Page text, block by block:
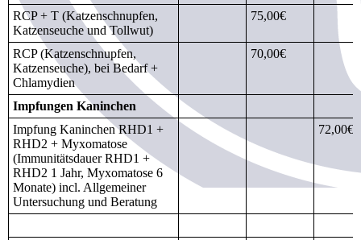
RCP + T (Katzenschnupfen,
Katzenseuche und Tollwut)
75,00€
RCP (Katzenschnupfen,
Katzenseuche), bei Bedarf +
Chlamydien
70,00€
Impfungen Kaninchen
Impfung Kaninchen RHD1 +
RHD2 + Myxomatose
(Immunitätsdauer RHD1 +
RHD2 1 Jahr, Myxomatose 6
Monate) incl. Allgemeiner
Untersuchung und Beratung
72,00€